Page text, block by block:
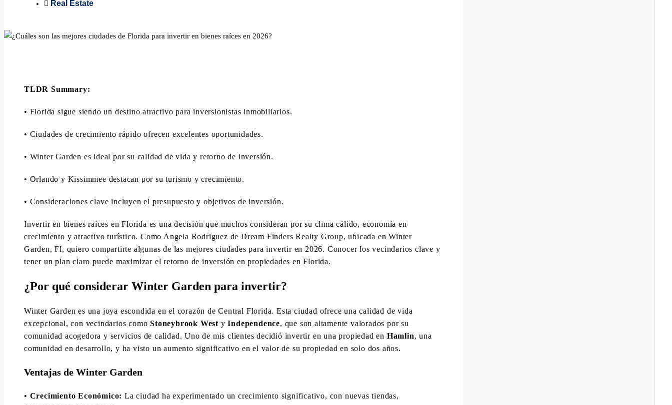
Real Estate
TLDR Summary:
• Florida sigue siendo un destino atractivo para inversionistas inmobiliarios.
• Ciudades de crecimiento rápido ofrecen excelentes oportunidades.
• Winter Garden es ideal por su calidad de vida y retorno de inversión.
• Orlando y Kissimmee destacan por su turismo y crecimiento.
• Consideraciones clave incluyen el presupuesto y objetivos de inversión.
Invertir en bienes raíces en Florida es una decisión que muchos consideran por su clima cálido, economía en
crecimiento y atractivo turístico. Como Angela Rodriguez de Dream Finders Realty Group, ubicada en Winter
Garden, Fl, quiero compartirte algunas de las mejores ciudades para invertir en 2026. Conocer los vecindarios clave y
tener un plan claro puede maximizar el retorno de inversión en propiedades en Florida.
¿Por qué considerar Winter Garden para invertir?
Winter Garden es una joya escondida en el corazón de Central Florida. Esta ciudad ofrece una calidad de vida
excepcional, con vecindarios comoStoneybrook West yIndependence, que son altamente valorados por su
comunidad acogedora y servicios de calidad. Uno de mis clientes decidió invertir en una propiedad en Hamlin, una
comunidad en desarrollo, y ha visto un aumento significativo en el valor de su propiedad en solo dos años.
Ventajas de Winter Garden
• Crecimiento Económico: La ciudad ha experimentado un crecimiento significativo, con nuevas tiendas,